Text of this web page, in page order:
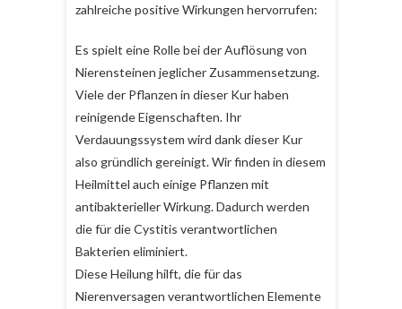
zahlreiche positive Wirkungen hervorrufen:
Es spielt eine Rolle bei der Auflösung von
Nierensteinen jeglicher Zusammensetzung.
Viele der Pflanzen in dieser Kur haben
reinigende Eigenschaften. Ihr
Verdauungssystem wird dank dieser Kur
also gründlich gereinigt. Wir finden in diesem
Heilmittel auch einige Pflanzen mit
antibakterieller Wirkung. Dadurch werden
die für die Cystitis verantwortlichen
Bakterien eliminiert.
Diese Heilung hilft, die für das
Nierenversagen verantwortlichen Elemente